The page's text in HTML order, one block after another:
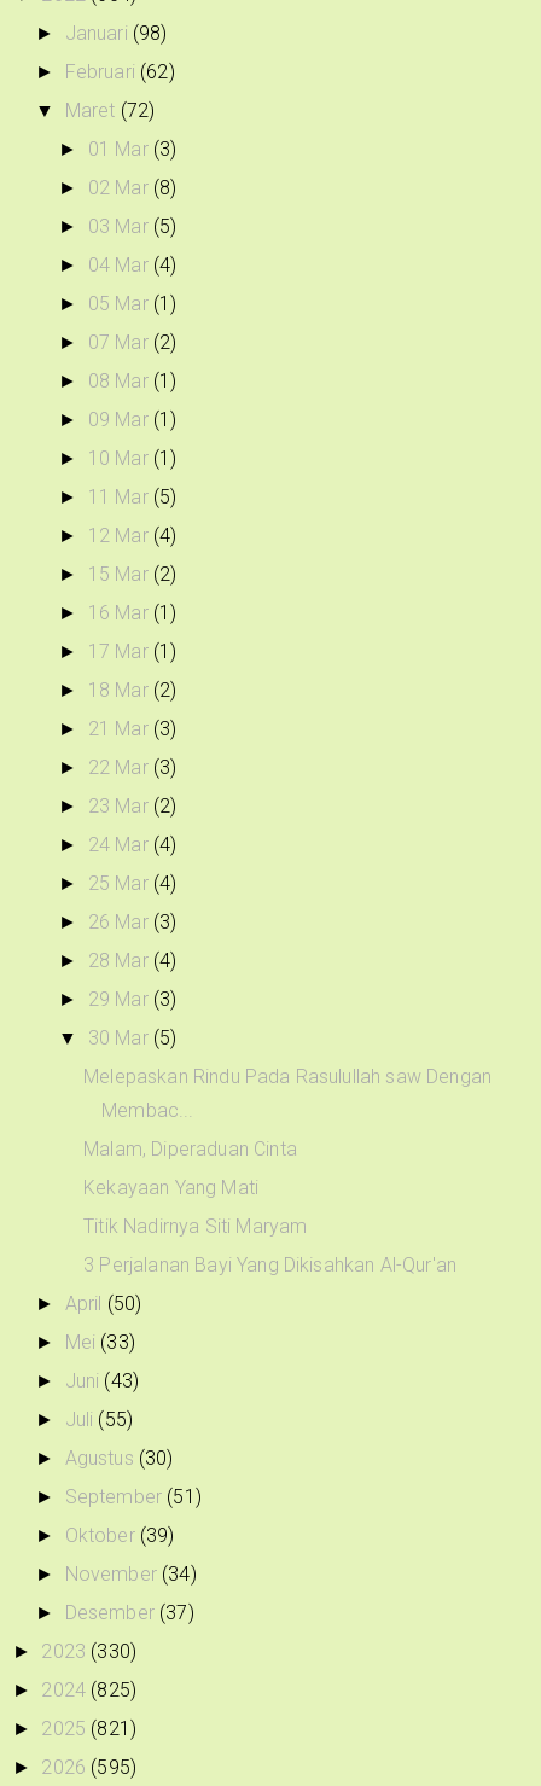
► Januari (98)
► Februari (62)
▼ Maret (72)
► 01 Mar (3)
► 02 Mar (8)
► 03 Mar (5)
► 04 Mar (4)
► 05 Mar (1)
► 07 Mar (2)
► 08 Mar (1)
► 09 Mar (1)
► 10 Mar (1)
► 11 Mar (5)
► 12 Mar (4)
► 15 Mar (2)
► 16 Mar (1)
► 17 Mar (1)
► 18 Mar (2)
► 21 Mar (3)
► 22 Mar (3)
► 23 Mar (2)
► 24 Mar (4)
► 25 Mar (4)
► 26 Mar (3)
► 28 Mar (4)
► 29 Mar (3)
▼ 30 Mar (5)
Melepaskan Rindu Pada Rasulullah saw Dengan
Membac...
Malam, Diperaduan Cinta
Kekayaan Yang Mati
Titik Nadirnya Siti Maryam
3 Perjalanan Bayi Yang Dikisahkan Al-Qur'an
► April (50)
► Mei (33)
► Juni (43)
► Juli (55)
► Agustus (30)
► September (51)
► Oktober (39)
► November (34)
► Desember (37)
► 2023 (330)
► 2024 (825)
► 2025 (821)
► 2026 (595)